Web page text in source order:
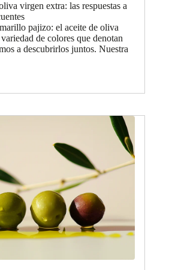
virgen extra: las respuestas a
pajizo: el aceite de oliva
de colores que denotan
a descubrirlos juntos. Nuestra